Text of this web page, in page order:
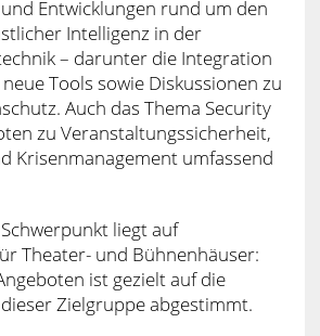
Entwicklungen rund um den
Intelligenz in der
– darunter die Integration
Tools sowie Diskussionen zu
Auch das Thema Security
zu Veranstaltungssicherheit,
Krisenmanagement umfassend
liegt auf
Theater- und Bühnenhäuser:
ist gezielt auf die
Zielgruppe abgestimmt.